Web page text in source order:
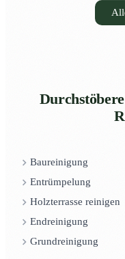
Baureinigung
Entrümpelung
Holzterrasse reinigen
Endreinigung
Grundreinigung